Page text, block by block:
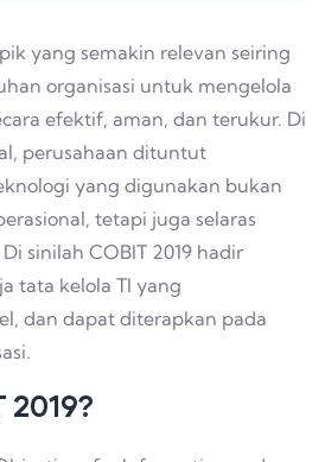
yang semakin relevan seiring
organisasi untuk mengelola
efektif, aman, dan terukur. Di
perusahaan dituntut
yang digunakan bukan
tetapi juga selaras
sinilah COBIT 2019 hadir
tata kelola TI yang
dan dapat diterapkan pada
2019?